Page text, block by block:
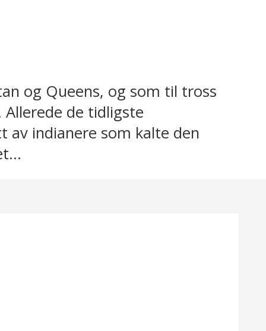
og Queens, og som til tross
de tidligste
indianere som kalte den